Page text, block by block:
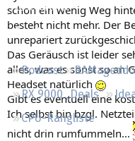
Leserartikel
Regeln
Podcast
RX 9000 „Deals“
CPU-Rangliste
schon ein wenig Weg
besteht nicht mehr. Der
unrepariert
Das Geräusch ist leider
alles, was es sonst so an
Headset natürlich
Gibt es eventuell eine
Ich selbst bin bzgl.
nicht drin rumfummeln...